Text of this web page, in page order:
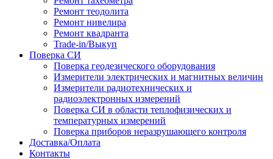
Ремонт теодолита
Ремонт нивелира
Ремонт квадранта
Trade-in/Выкуп
Поверка СИ
Поверка геодезического оборудования
Измерители электрических и магнитных величин
Измерители радиотехнических и
радиоэлектронных измерений
Поверка СИ в области теплофизических и
температурных измерений
Поверка приборов неразрушающего контроля
Доставка/Оплата
Контакты